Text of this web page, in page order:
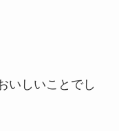
いしいことでし